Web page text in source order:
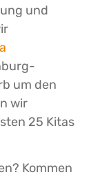
und
um den
wir
25 Kitas
Kommen